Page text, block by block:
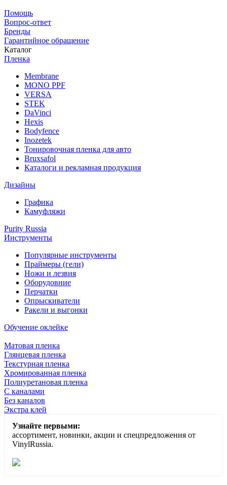
Помощь
Вопрос-ответ
Бренды
Гарантийное обращение
Каталог
Пленка
Membrane
MONO PPF
VERSA
STEK
DaVinci
Hexis
Bodyfence
Inozetek
Тонировочная пленка для авто
Bruxsafol
Каталоги и рекламная продукция
Дизайны
Графика
Камуфляжи
Purity Russia
Инструменты
Популярные инструменты
Праймеры (гели)
Ножи и лезвия
Оборудовние
Перчатки
Опрыскиватели
Ракели и выгонки
Обучение оклейке
Матовая пленка
Глянцевая пленка
Текстурная пленка
Хромированная пленка
Полиуретановая пленка
С каналами
Без каналов
Экстра клей
Узнайте первыми:
ассортимент, новинки, акции и спецпредложения от
VinylRussia.